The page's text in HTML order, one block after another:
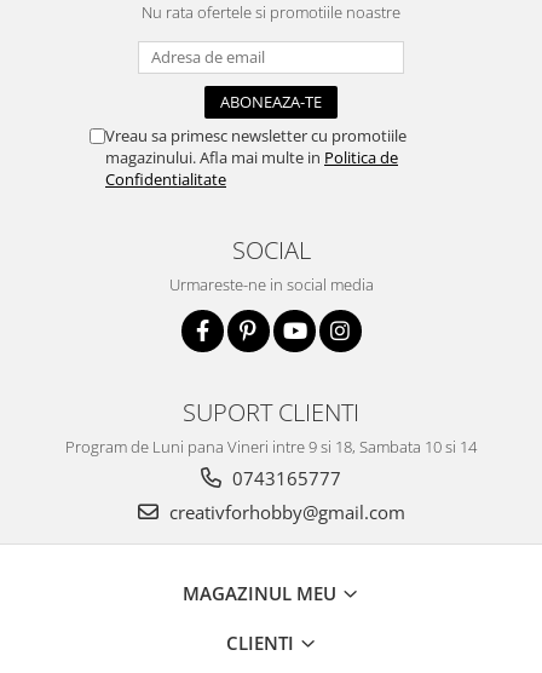
Forme pentru turnat ciocolata
Vopsea pentru fata si corp
Accesorii pictura pe fata
Nu rata ofertele si promotiile noastre
Vreau sa primesc newsletter cu promotiile
magazinului. Afla mai multe in Politica de
Confidentialitate
SOCIAL
Urmareste-ne in social media
SUPORT CLIENTI
Program de Luni pana Vineri intre 9 si 18, Sambata 10 si 14
0743165777
creativforhobby@gmail.com
MAGAZINUL MEU
CLIENTI